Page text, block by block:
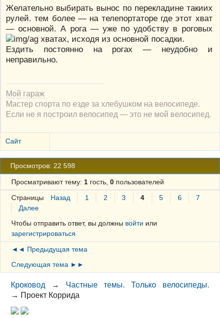
Желательно выбирать вынос по перекладине такиих
рулей. тем более — на телепортаторе где этот хват
— основной. А рога — уже по удобству в роговых
хватах, исходя из основной посадки.
Ездить постоянно на рогах — неудобно и
неправильно.
Мой гараж
Мастер спорта по езде за хлебушком на велосипеде.
Если не я построил велосипед — это не мой велосипед.
Сайт
Просмотров: 22 598
Просматривают тему: 1гость, 0пользователей
Страницы Назад 1 2 3 4 5 6
7
Далее
Чтобы отправить ответ, вы должны войти или
зарегистрироваться
◄◄ Предыдущая тема
Следующая тема ►►
Кроковод → Частные темы. Только велосипеды.
→ Проект Коррида